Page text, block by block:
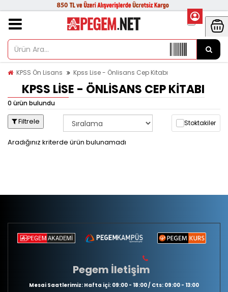
KPSS Ön Lisans Kpss Lise - Önlisans Cep Kitabı
KPSS LISE - ÖNLISANS CEP KITABI
0 ürün bulundu
Filtrele Stoktakiler
Aradığınız kriterde ürün bulunamadı
Pegem İletişim
Mesai Saatlerimiz: Hafta içi: 09:00 - 18:00 / Cts: 09:00 - 13:00